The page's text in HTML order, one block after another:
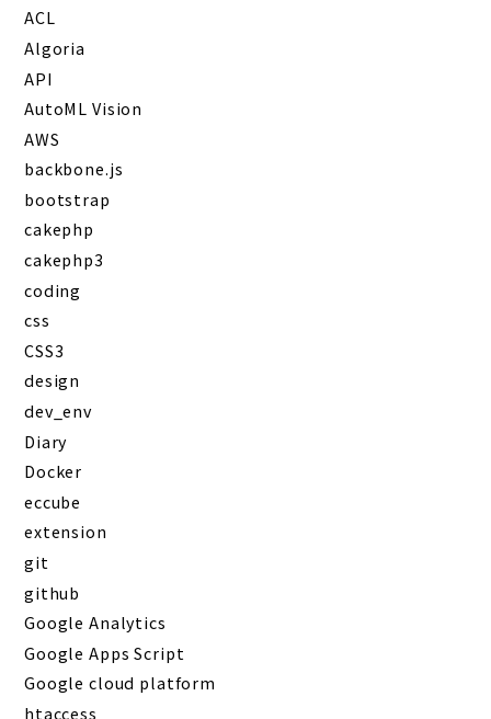
ACL
Algoria
API
AutoML Vision
AWS
backbone.js
bootstrap
cakephp
cakephp3
coding
css
CSS3
design
dev_env
Diary
Docker
eccube
extension
git
github
Google Analytics
Google Apps Script
Google cloud platform
htaccess